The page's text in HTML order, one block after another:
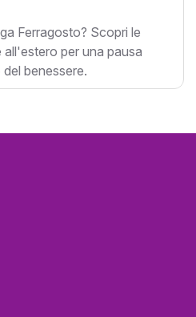
Ferragosto? Scopri le
per una pausa
benessere.